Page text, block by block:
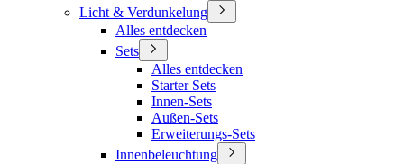
Licht & Verdunkelung
Alles entdecken
Sets
Alles entdecken
Starter Sets
Innen-Sets
Außen-Sets
Erweiterungs-Sets
Innenbeleuchtung